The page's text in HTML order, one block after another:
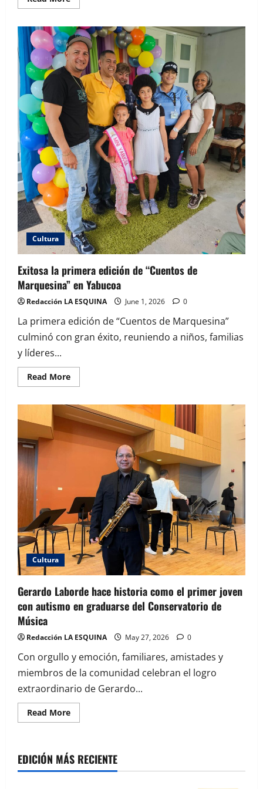
more
el
Patriota
Luis
Antonio
Toro
Goyco
Cultura
Exitosa la primera edición de “Cuentos de
Marquesina” en Yabucoa
Redacción LA ESQUINA June 1, 2026 0
La primera edición de “Cuentos de Marquesina”
culminó con gran éxito, reuniendo a niños, familias
y líderes...
Read MoreRead
more
la
primera
edición
de
“Cuentos
Marquesina”
Yabucoa
Cultura
Gerardo Laborde hace historia como el primer joven
con autismo en graduarse del Conservatorio de
Música
Redacción LA ESQUINA May 27, 2026 0
Con orgullo y emoción, familiares, amistades y
miembros de la comunidad celebran el logro
extraordinario de Gerardo...
Read MoreRead
more
hace
historia
como
EDICIÓN MÁS RECIENTE